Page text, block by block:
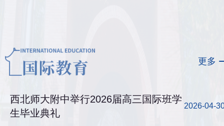
更多
西北师大附中举行2026届高三国际班学
生毕业典礼
2026-04-